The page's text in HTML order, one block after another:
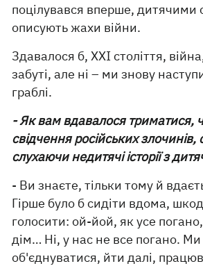
поцілувався вперше, дитячими
описують жахи війни.
Здавалося б, XXI століття,
забуті, але ні – ми знову
граблі.
- Як вам вдавалося триматися,
свідчення російських злочинів,
слухаючи недитячі історії з
- Ви знаєте, тільки тому й
Гірше було б сидіти вдома,
голосити: ой-йой, як усе
дім… Ні, у нас не все погано.
об'єднуватися, йти далі,